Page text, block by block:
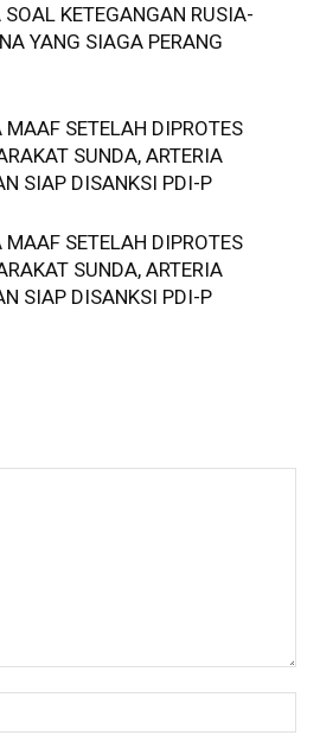
SOAL KETEGANGAN RUSIA-
YANG SIAGA PERANG
MAAF SETELAH DIPROTES
SUNDA, ARTERIA
SIAP DISANKSI PDI-P
MAAF SETELAH DIPROTES
SUNDA, ARTERIA
SIAP DISANKSI PDI-P